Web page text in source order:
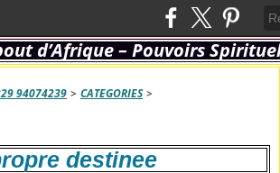
94074239 > CATEGORIES >
destinee